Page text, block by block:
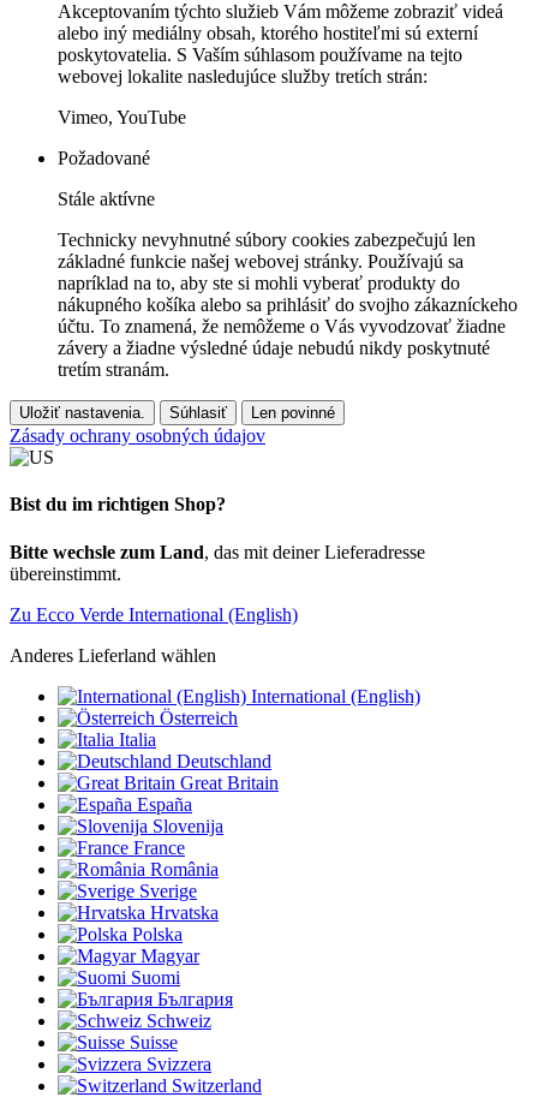
Akceptovaním týchto služieb Vám môžeme zobraziť videá
alebo iný mediálny obsah, ktorého hostiteľmi sú externí
poskytovatelia. S Vaším súhlasom používame na tejto
webovej lokalite nasledujúce služby tretích strán:
Vimeo, YouTube
Požadované
Stále aktívne
Technicky nevyhnutné súbory cookies zabezpečujú len
základné funkcie našej webovej stránky. Používajú sa
napríklad na to, aby ste si mohli vyberať produkty do
nákupného košíka alebo sa prihlásiť do svojho zákazníckeho
účtu. To znamená, že nemôžeme o Vás vyvodzovať žiadne
závery a žiadne výsledné údaje nebudú nikdy poskytnuté
tretím stranám.
Uložiť nastavenia. Súhlasiť Len povinné
Zásady ochrany osobných údajov
Bist du im richtigen Shop?
Bitte wechsle zum Land, das mit deiner Lieferadresse
übereinstimmt.
Zu Ecco Verde International (English)
Anderes Lieferland wählen
International (English)
Österreich
Italia
Deutschland
Great Britain
España
Slovenija
France
România
Sverige
Hrvatska
Polska
Magyar
Suomi
България
Schweiz
Suisse
Svizzera
Switzerland